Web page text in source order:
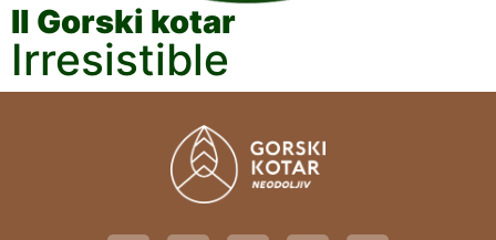
Il Gorski kotar
Irresistible